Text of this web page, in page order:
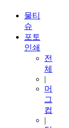
물티
슈
포토
인쇄
전
체
|
머
그
컵
|